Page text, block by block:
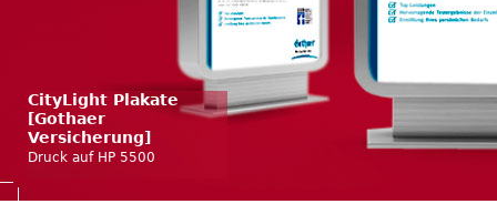
CityLight Plakate
[Gothaer
Versicherung]
Druck auf HP 5500